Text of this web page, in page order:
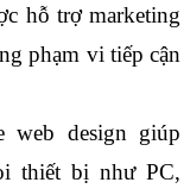
hỗ trợ marketing
phạm vi tiếp cận
web design giúp
thiết bị như PC,